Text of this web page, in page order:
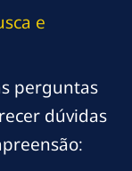
e
perguntas
dúvidas